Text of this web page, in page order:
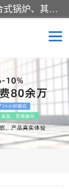
蒸汽锅炉：水管锅炉、火管锅炉、混合式锅炉、其他蒸汽锅炉； 热水锅炉：家用型集中供暖用热水锅炉、其他热水锅炉； 有机热载体锅炉； 船用蒸汽锅炉； （锅炉用辅助设备及装置）蒸汽冷凝器：表面冷凝器、混合式冷凝器、空冷式冷凝器、其他蒸汽冷凝器； 锅炉用辅助设备：节热器、蒸汽收集器、蓄能器、烟垢清除器、气体回收器、泥渣刮除器、空气预热器、其他锅炉用辅助设备；